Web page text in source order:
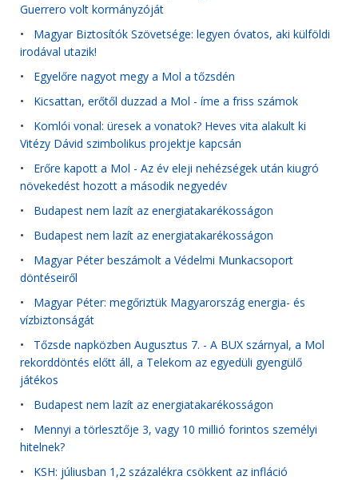
Guerrero volt kormányzóját
• Magyar Biztosítók Szövetsége: legyen óvatos, aki külföldi
irodával utazik!
• Egyelőre nagyot megy a Mol a tőzsdén
• Kicsattan, erőtől duzzad a Mol - íme a friss számok
• Komlói vonal: üresek a vonatok? Heves vita alakult ki
Vitézy Dávid szimbolikus projektje kapcsán
• Erőre kapott a Mol - Az év eleji nehézségek után kiugró
növekedést hozott a második negyedév
• Budapest nem lazít az energiatakarékosságon
• Budapest nem lazít az energiatakarékosságon
• Magyar Péter beszámolt a Védelmi Munkacsoport
döntéseiről
• Magyar Péter: megőriztük Magyarország energia- és
vízbiztonságát
• Tőzsde napközben Augusztus 7. - A BUX szárnyal, a Mol
rekorddöntés előtt áll, a Telekom az egyedüli gyengülő
játékos
• Budapest nem lazít az energiatakarékosságon
• Mennyi a törlesztője 3, vagy 10 millió forintos személyi
hitelnek?
• KSH: júliusban 1,2 százalékra csökkent az infláció